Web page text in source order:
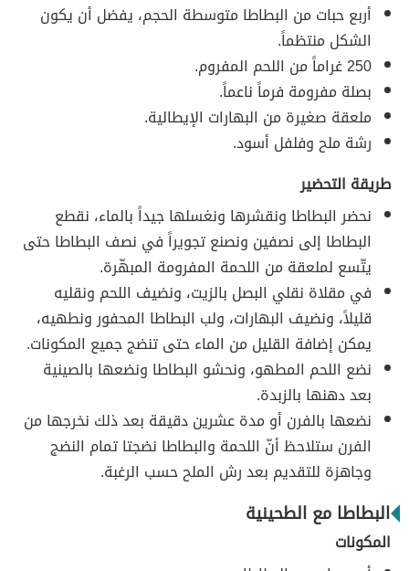
أربع حبات من البطاطا متوسطة الحجم، يفضل أن يكون
الشكل منتظماً.
250 غراماً من اللحم المفروم.
بصلة مفرومة فرماً ناعماً.
ملعقة صغيرة من البهارات الإيطالية.
رشة ملح وفلفل أسود.
طريقة التحضير
نحضر البطاطا ونقشرها ونغسلها جيداً بالماء، نقطع
البطاطا إلى نصفين ونصنع تجويراً في نصف البطاطا حتى
يتّسع لملعقة من اللحمة المفرومة المبهّرة.
في مقلاة نقلي البصل بالزيت، ونضيف اللحم ونقليه
قليلاً، ونضيف البهارات، ولب البطاطا المحفور ونطهيه،
يمكن إضافة القليل من الماء حتى تنضج جميع المكونات.
نضع اللحم المطهو، ونحشو البطاطا ونضعها بالصينية
بعد دهنها بالزبدة.
نضعها بالفرن أو مدة عشرين دقيقة بعد ذلك نخرجها من
الفرن ستلاحظ أنّ اللحمة والبطاطا نضجتا تمام النضج
وجاهزة للتقديم بعد رش الملح حسب الرغبة.
البطاطا مع الطحينية
المكونات